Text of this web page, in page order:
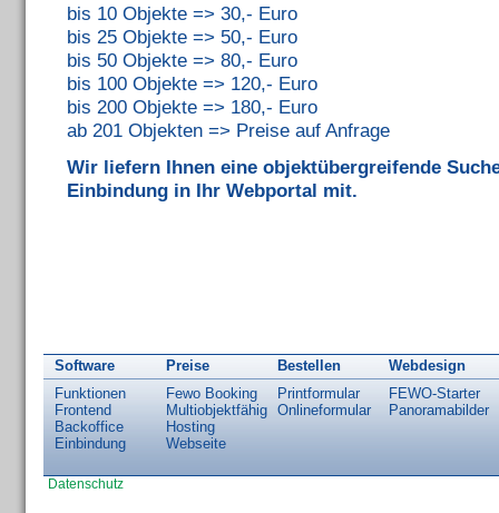
bis 10 Objekte => 30,- Euro
bis 25 Objekte => 50,- Euro
bis 50 Objekte => 80,- Euro
bis 100 Objekte => 120,- Euro
bis 200 Objekte => 180,- Euro
ab 201 Objekten => Preise auf Anfrage
Wir liefern Ihnen eine objektübergreifende
Einbindung in Ihr Webportal mit.
Software
Funktionen
Frontend
Backoffice
Einbindung
Preise
Fewo Booking
Multiobjektfähig
Hosting
Webseite
Bestellen
Printformular
Onlineformular
Webdesign
FEWO-Starter
Panoramabilder
Datenschutz